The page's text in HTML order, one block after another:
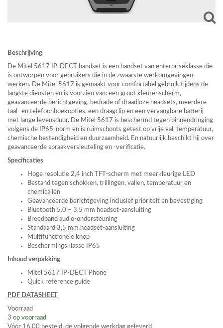
Beschrijving
De Mitel 5617 IP- DECT
handset is een handset van enterpriseklasse die
is ontworpen voor gebruikers die in de zwaarste werkomgevingen
werken. De Mitel 5617 is gemaakt voor comfortabel gebruik tijdens de
langste diensten en is voorzien van: een groot kleurenscherm,
geavanceerde berichtgeving, bedrade of draadloze headsets, meerdere
taal- en telefoonboekopties, een draagclip en een vervangbare batterij
met lange levensduur. De Mitel 5617 is beschermd tegen binnendringing
volgens de IP65-norm en is ruimschoots getest op vrije val, temperatuur,
chemische bestendigheid en duurzaamheid. En natuurlijk beschikt hij over
geavanceerde spraakversleuteling en -verificatie.
Specificaties
Hoge resolutie 2,4 inch TFT -scherm met meerkleurige LED
Bestand tegen schokken, trillingen, vallen, temperatuur en
chemicaliën
Geavanceerde berichtgeving inclusief prioriteit en bevestiging
Bluetooth 5.0 – 3,5 mm headset-aansluiting
Breedband audio-ondersteuning
Standaard 3,5 mm headset-aansluiting
Multifunctionele knop
Beschermingsklasse IP65
Inhoud verpakking
Mitel 5617 IP- DECT
Phone
Quick reference guide
PDF DATASHEET
Voorraad
3 op voorraad